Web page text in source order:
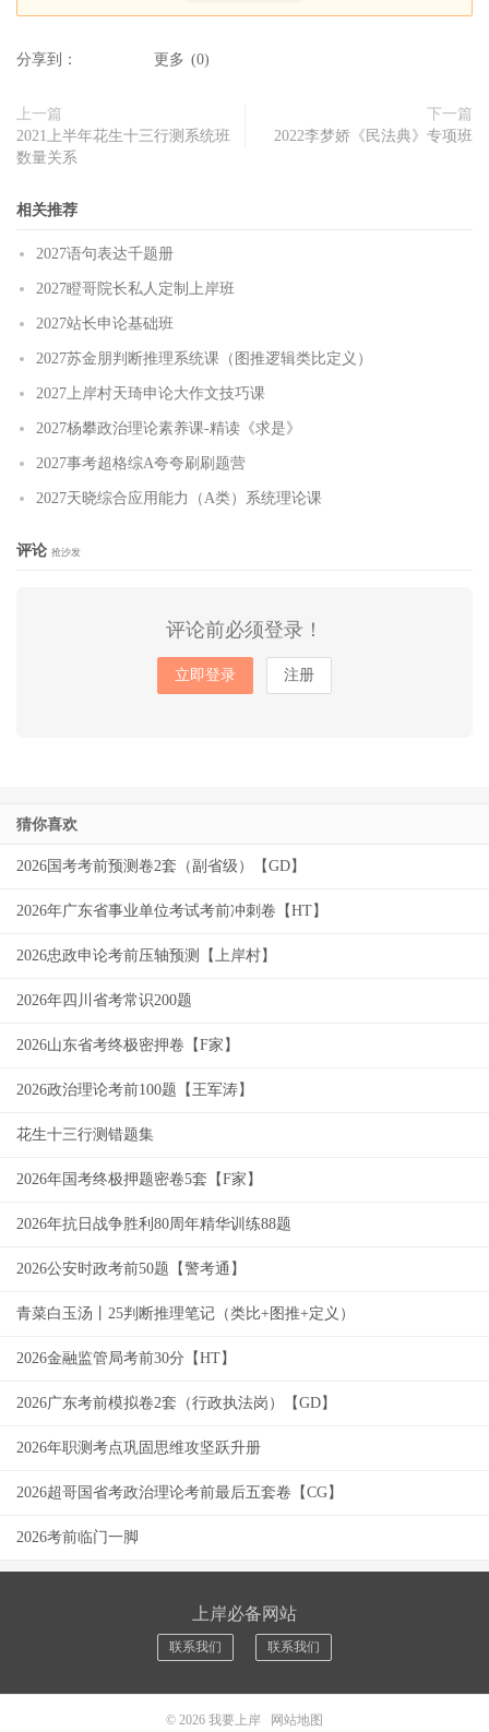
分享到： 更多 (0)
上一篇
2021上半年花生十三行测系统班
数量关系
下一篇
2022李梦娇《民法典》专项班
相关推荐
2027语句表达千题册
2027瞪哥院长私人定制上岸班
2027站长申论基础班
2027苏金朋判断推理系统课（图推逻辑类比定义）
2027上岸村天琦申论大作文技巧课
2027杨攀政治理论素养课-精读《求是》
2027事考超格综A夸夸刷刷题营
2027天晓综合应用能力（A类）系统理论课
评论 抢沙发
评论前必须登录！
立即登录 注册
猜你喜欢
2026国考考前预测卷2套（副省级）【GD】
2026年广东省事业单位考试考前冲刺卷【HT】
2026忠政申论考前压轴预测【上岸村】
2026年四川省考常识200题
2026山东省考终极密押卷【F家】
2026政治理论考前100题【王军涛】
花生十三行测错题集
2026年国考终极押题密卷5套【F家】
2026年抗日战争胜利80周年精华训练88题
2026公安时政考前50题【警考通】
青菜白玉汤丨25判断推理笔记（类比+图推+定义）
2026金融监管局考前30分【HT】
2026广东考前模拟卷2套（行政执法岗）【GD】
2026年职测考点巩固思维攻坚跃升册
2026超哥国省考政治理论考前最后五套卷【CG】
2026考前临门一脚
上岸必备网站
联系我们 联系我们
© 2026 我要上岸 网站地图